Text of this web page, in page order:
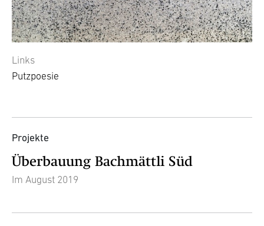
Links
Putzpoesie
Projekte
Überbauung Bachmättli Süd
Im August 2019